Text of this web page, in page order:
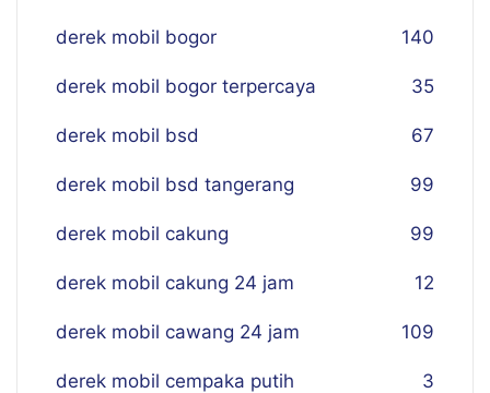
derek mobil bogor 140
derek mobil bogor terpercaya 35
derek mobil bsd 67
derek mobil bsd tangerang 99
derek mobil cakung 99
derek mobil cakung 24 jam 12
derek mobil cawang 24 jam 109
derek mobil cempaka putih 3